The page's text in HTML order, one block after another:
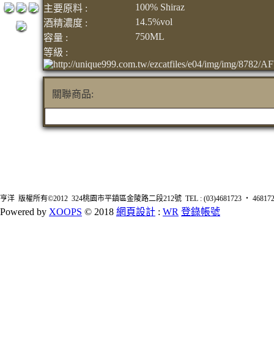
主要原料 :
100% Shiraz
酒精濃度 :
14.5%vol
容量 :
750ML
等級 :
關聯商品:
亨洋 版權所有©2012 324桃園市平鎮區金陵路二段212號 TEL : (03)4681723 ‧
Powered by XOOPS © 2018 網頁設計 : WR 登錄帳號